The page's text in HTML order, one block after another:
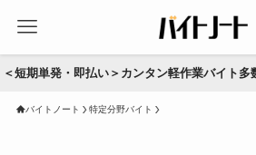
＜短期単発・即払い＞カンタン軽作業バイト多
バイトノート 特定分野バイト